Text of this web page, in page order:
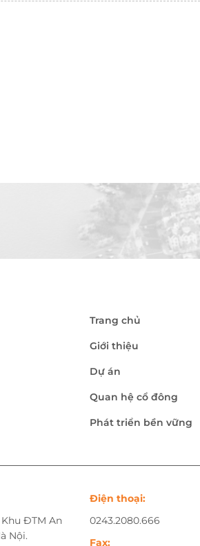
Trang chủ
Giới thiệu
Dự án
Quan hệ cổ đông
Phát triển bền vững
Khu ĐTM An
Nội.
Điện thoại:
0243.2080.666
Fax: